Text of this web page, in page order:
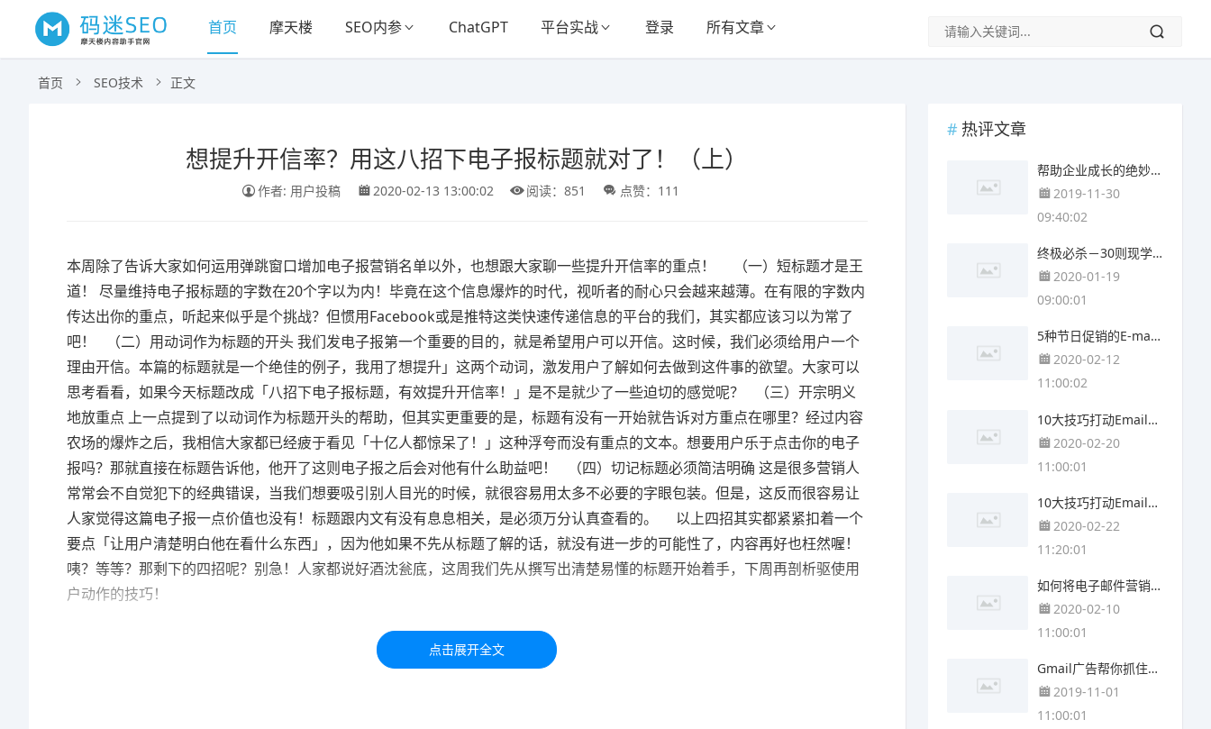
首页 摩天楼 SEO内参 ChatGPT 平台实战 登录 所有文章
首页 SEO技术 正文
想提升开信率？用这八招下电子报标题就对了！（上）
作者: 用户投稿 2020-02-13 13:00:02 阅读：851 点赞：111
本周除了告诉大家如何运用弹跳窗口增加电子报营销名单以外，也想跟大家聊一些提升开信率的重点！ （一）短标题才是王
道！ 尽量维持电子报标题的字数在20个字以为内！毕竟在这个信息爆炸的时代，视听者的耐心只会越来越薄。在有限的字数内
传达出你的重点，听起来似乎是个挑战？但惯用Facebook或是推特这类快速传递信息的平台的我们，其实都应该习以为常了
吧！ （二）用动词作为标题的开头 我们发电子报第一个重要的目的，就是希望用户可以开信。这时候，我们必须给用户一个
理由开信。本篇的标题就是一个绝佳的例子，我用了想提升」这两个动词，激发用户了解如何去做到这件事的欲望。大家可以
思考看看，如果今天标题改成「八招下电子报标题，有效提升开信率！」是不是就少了一些迫切的感觉呢？ （三）开宗明义
地放重点 上一点提到了以动词作为标题开头的帮助，但其实更重要的是，标题有没有一开始就告诉对方重点在哪里？经过内容
农场的爆炸之后，我相信大家都已经疲于看见「十亿人都惊呆了！」这种浮夸而没有重点的文本。想要用户乐于点击你的电子
报吗？那就直接在标题告诉他，他开了这则电子报之后会对他有什么助益吧！ （四）切记标题必须简洁明确 这是很多营销人
常常会不自觉犯下的经典错误，当我们想要吸引别人目光的时候，就很容易用太多不必要的字眼包装。但是，这反而很容易让
人家觉得这篇电子报一点价值也没有！标题跟内文有没有息息相关，是必须万分认真查看的。 以上四招其实都紧紧扣着一个
要点「让用户清楚明白他在看什么东西」，因为他如果不先从标题了解的话，就没有进一步的可能性了，内容再好也枉然喔！
咦？等等？那剩下的四招呢？别急！人家都说好酒沈瓮底，这周我们先从撰写出清楚易懂的标题开始着手，下周再剖析驱使用
户动作的技巧！
本站内容均为「码迷SEO」网友免费分享整理，仅用于学习交流，如有疑问，请联系我们48小时处理！！！！
热评文章
帮助企业成长的绝妙电子邮件营销建议
2019-11-30
09:40:02
终极必杀－30则现学现用的电子报主题
2020-01-19
09:00:01
5种节日促销的E-mail营销技巧
2020-02-12
11:00:02
10大技巧打动Email读者的心(上)
2020-02-20
11:00:01
10大技巧打动Email读者的心(下)
2020-02-22
11:20:01
如何将电子邮件营销服务(Mailchimp)与Google Analytics结合
2020-02-10
11:00:01
Gmail广告帮你抓住9亿商机
2019-11-01
11:00:01